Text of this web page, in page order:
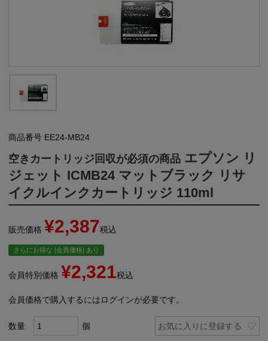
商品番号 EE24-MB24
空きカートリッジ回収が必須の商品 エプソン リ
ジェット ICMB24 マットブラック リサ
イクルインクカートリッジ 110ml
販売価格 ¥2,387税込
さらにお得な [会員価格] あり
会員特別価格 ¥2,321税込
会員価格で購入するにはログインが必要です。
お気に入りに登録する